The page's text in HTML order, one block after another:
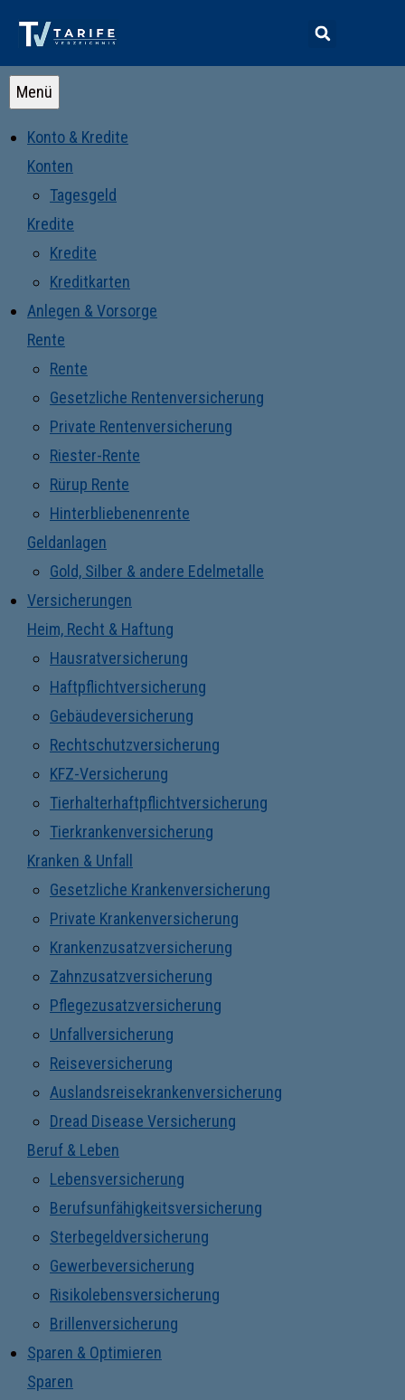
Menü
Konto & Kredite
Konten
Tagesgeld
Kredite
Kredite
Kreditkarten
Anlegen & Vorsorge
Rente
Rente
Gesetzliche Rentenversicherung
Private Rentenversicherung
Riester-Rente
Rürup Rente
Hinterbliebenenrente
Geldanlagen
Gold, Silber & andere Edelmetalle
Versicherungen
Heim, Recht & Haftung
Hausratversicherung
Haftpflichtversicherung
Gebäudeversicherung
Rechtschutzversicherung
KFZ-Versicherung
Tierhalterhaftpflichtversicherung
Tierkrankenversicherung
Kranken & Unfall
Gesetzliche Krankenversicherung
Private Krankenversicherung
Krankenzusatzversicherung
Zahnzusatzversicherung
Pflegezusatzversicherung
Unfallversicherung
Reiseversicherung
Auslandsreisekrankenversicherung
Dread Disease Versicherung
Beruf & Leben
Lebensversicherung
Berufsunfähigkeitsversicherung
Sterbegeldversicherung
Gewerbeversicherung
Risikolebensversicherung
Brillenversicherung
Sparen & Optimieren
Sparen